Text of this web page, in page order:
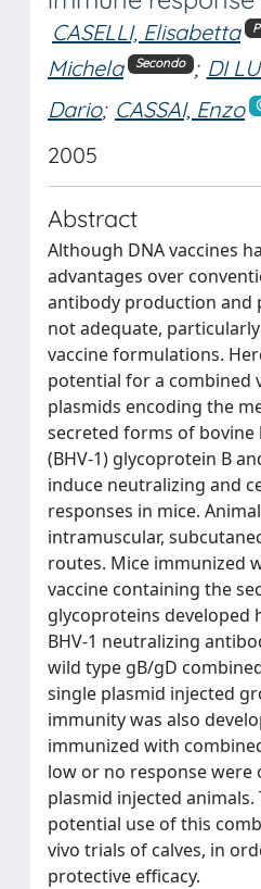
CASELLI, Elisabetta
Michela
Secondo ; DI
Dario; CASSAI, Enzo
2005
Abstract
Although DNA vaccines
advantages over
antibody production and
not adequate,
vaccine formulations.
potential for a combined
plasmids encoding the
secreted forms of bovine
(BHV-1) glycoprotein B
induce neutralizing and
responses in mice.
intramuscular,
routes. Mice immunized
vaccine containing the
glycoproteins developed
BHV-1 neutralizing
wild type gB/gD
single plasmid injected
immunity was also
immunized with
low or no response were
plasmid injected
potential use of this
vivo trials of calves, in
protective efficacy.